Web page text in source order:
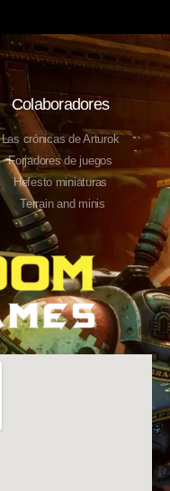
Colaboradores
Las crónicas de Arturok
Forjadores de juegos
Hefesto miniaturas
Terrain and minis